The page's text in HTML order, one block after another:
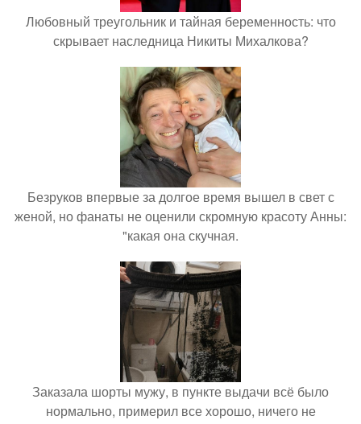
Любовный треугольник и тайная беременность: что
скрывает наследница Никиты Михалкова?
Безруков впервые за долгое время вышел в свет с
женой, но фанаты не оценили скромную красоту Анны:
"какая она скучная.
Заказала шорты мужу, в пункте выдачи всё было
нормально, примерил все хорошо, ничего не